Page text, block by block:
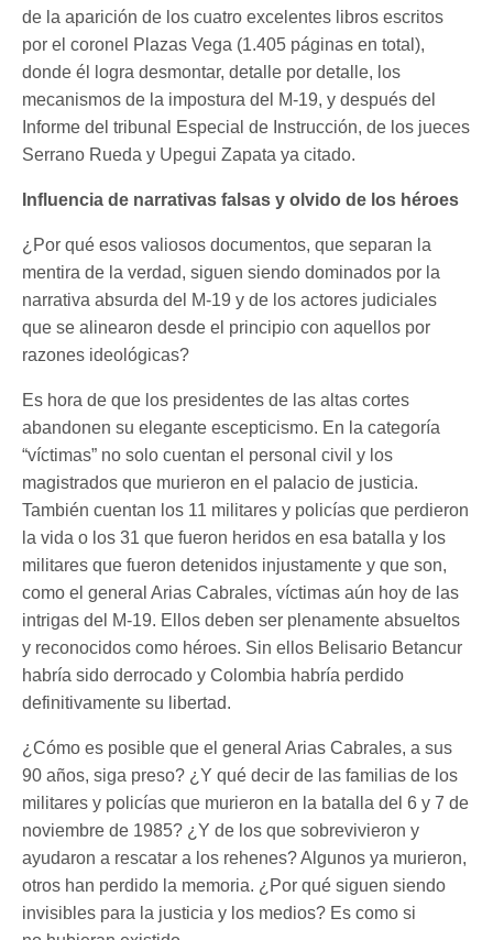
de la aparición de los cuatro excelentes libros escritos
por el coronel Plazas Vega (1.405 páginas en total),
donde él logra desmontar, detalle por detalle, los
mecanismos de la impostura del M-19, y después del
Informe del tribunal Especial de Instrucción, de los jueces
Serrano Rueda y Upegui Zapata ya citado.
Influencia de narrativas falsas y olvido de los héroes
¿Por qué esos valiosos documentos, que separan la
mentira de la verdad, siguen siendo dominados por la
narrativa absurda del M-19 y de los actores judiciales
que se alinearon desde el principio con aquellos por
razones ideológicas?
Es hora de que los presidentes de las altas cortes
abandonen su elegante escepticismo. En la categoría
“víctimas” no solo cuentan el personal civil y los
magistrados que murieron en el palacio de justicia.
También cuentan los 11 militares y policías que perdieron
la vida o los 31 que fueron heridos en esa batalla y los
militares que fueron detenidos injustamente y que son,
como el general Arias Cabrales, víctimas aún hoy de las
intrigas del M-19. Ellos deben ser plenamente absueltos
y reconocidos como héroes. Sin ellos Belisario Betancur
habría sido derrocado y Colombia habría perdido
definitivamente su libertad.
¿Cómo es posible que el general Arias Cabrales, a sus
90 años, siga preso? ¿Y qué decir de las familias de los
militares y policías que murieron en la batalla del 6 y 7 de
noviembre de 1985? ¿Y de los que sobrevivieron y
ayudaron a rescatar a los rehenes? Algunos ya murieron,
otros han perdido la memoria. ¿Por qué siguen siendo
invisibles para la justicia y los medios? Es como si